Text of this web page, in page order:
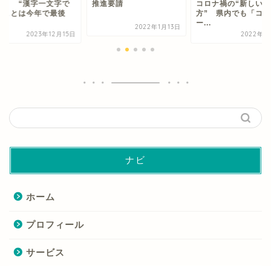
」 “漢字一文字で
ことは今年で最後
2023年12月15日
推進要請
2022年1月13日
コロナ禍の“新しい
方” 県内でも「コワ
ー...
2022年2
ナビ
ホーム
プロフィール
サービス